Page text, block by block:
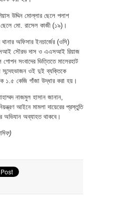
উদ্দিন মোল্লার ছেলে পলাশ
মো. রাসেল কাজী (১৯)।
অফিসার ইনচার্জের (ওসি)
সৌরভ দাস ও এএসআই রিয়াজ
সংবাদের ভিত্তিতে মালেরহাট
ওই দুই ব্যক্তিকে
১.৫ কেজি গাঁজা উদ্ধার করা হয়।
নাজমুল হাসান জানান,
আইনে মামলা দায়েরের প্রস্তুতি
অভিযান অব্যাহত থাকবে।